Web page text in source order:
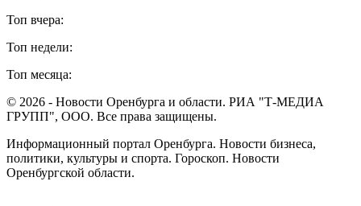
Топ вчера:
Топ недели:
Топ месяца:
© 2026 - Новости Оренбурга и области. РИА "Т-МЕДИА
ГРУПП", ООО. Все права защищены.
Информационный портал Оренбурга. Новости бизнеса,
политики, культуры и спорта. Гороскоп. Новости
Оренбургской области.